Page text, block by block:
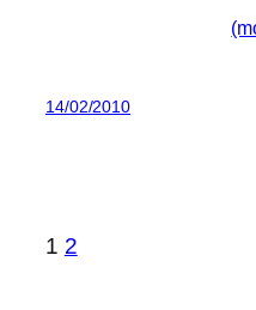
14/02/2010
1 2